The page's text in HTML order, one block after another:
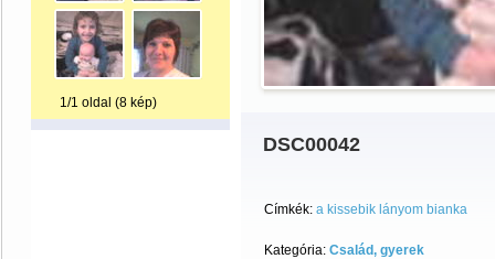
1/1 oldal (8 kép)
DSC00042
Címkék: a kissebik lányom bianka
Kategória: Család, gyerek